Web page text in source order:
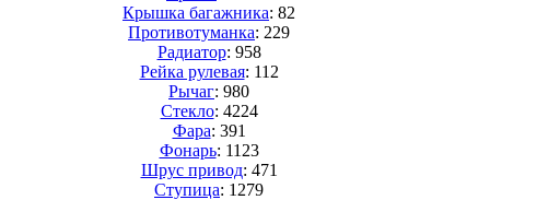
Крышка багажника: 82
Противотуманка: 229
Радиатор: 958
Рейка рулевая: 112
Рычаг: 980
Стекло: 4224
Фара: 391
Фонарь: 1123
Шрус привод: 471
Cтупица: 1279